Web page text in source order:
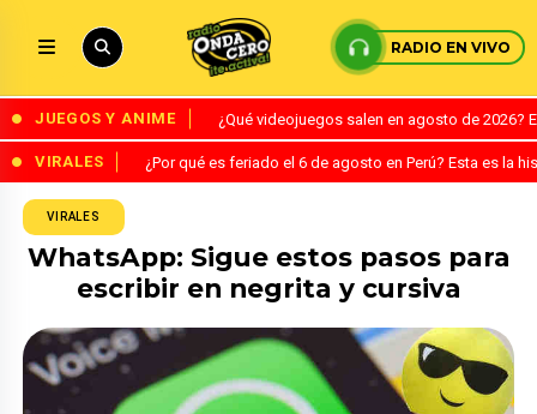
RADIO EN VIVO
JUEGOS Y ANIME ¿Qué videojuegos salen en agosto de
VIRALES ¿Por qué es feriado el 6 de agosto en Perú? Esta es la
VIRALES
WhatsApp: Sigue estos pasos para
escribir en negrita y cursiva